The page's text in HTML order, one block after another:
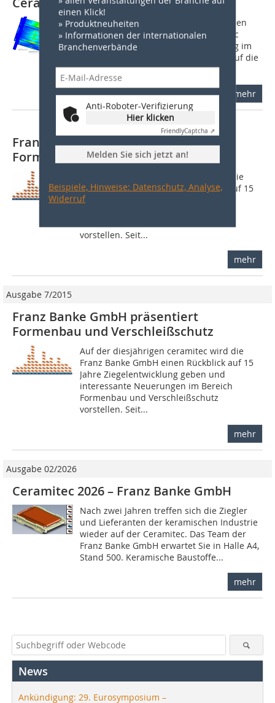
einen Klick!
» Produktneuheiten
» Informationen der internationalen
Branchenverbände
Anti-Roboter-Verifizierung
Hier klicken
FriendlyCaptcha ⇗
Melden Sie sich jetzt an!
Beispiele, Hinweise: Datenschutz, Analyse,
Widerruf
Wir freuen uns, dass wir unsere Kunden
auch in diesem Jahr auf der Ceramitec
begrüßen dürfen! Seit ihrer Gründung im
Jahr 1978 ist die Franz Banke GmbH auf die
Entwicklung und Produktion von...
mehr
Franz Banke GmbH präsentiert
Formenbau und ­Verschleißschutz
Auf der diesjährigen ceramitec wird die
Franz Banke GmbH einen Rückblick auf 15
Jahre Ziegelentwicklung geben und
vorstellen. Seit...
mehr
Ausgabe 7/2015
Franz Banke GmbH präsentiert
Formenbau und ­Verschleißschutz
Auf der diesjährigen ceramitec wird die
Franz Banke GmbH einen Rückblick auf 15
Jahre Ziegelentwicklung geben und
interessante Neuerungen im Bereich
Formenbau und Verschleißschutz
vorstellen. Seit...
mehr
Ausgabe 02/2026
Ceramitec 2026 – Franz Banke GmbH
Nach zwei Jahren treffen sich die Ziegler
und Lieferanten der keramischen Industrie
wieder auf der Ceramitec. Das Team der
Franz Banke GmbH erwartet Sie in Halle A4,
Stand 500. Keramische Baustoffe...
mehr
News
Ankündigung: 29. Eurosymposium –